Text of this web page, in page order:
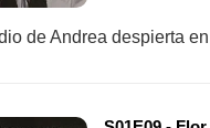
de Andrea despierta